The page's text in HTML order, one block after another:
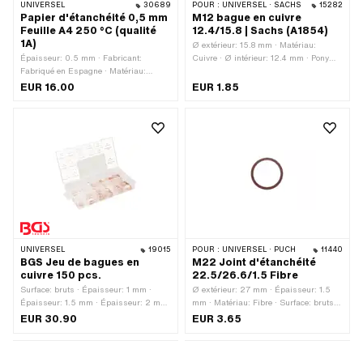
UNIVERSEL 30689
Papier d'étanchéité 0,5 mm
Feuille A4 250 °C (qualité
1A)
Épaisseur: 0.5 mm · Fabricant:
Fabriqué en Espagne · Matériau:
Papier d'étanchéité · Lieu d'utilisation:
EUR 16.00
POUR : UNIVERSEL · SACHS 15282
M12 bague en cuivre
12.4/15.8 | Sachs (A1854)
Ø extérieur: 15.8 mm · Matériau:
Cuivre · Ø intérieur: 12.4 mm · Pony
0250 118 000
EUR 1.85
UNIVERSEL 19015
BGS Jeu de bagues en
cuivre 150 pcs.
Surface: bruts · Épaisseur: 1 mm ·
Épaisseur: 1.5 mm · Épaisseur: 2 mm
· Fabricant: BGS · Matériau: Cuivre ·
EUR 30.90
POUR : UNIVERSEL · PUCH 11440
M22 Joint d'étanchéité
22.5/26.6/1.5 Fibre
Ø extérieur: 27 mm · Épaisseur: 1.5
mm · Matériau: Fibre · Surface: bruts ·
Ø intérieur: 22 mm
EUR 3.65